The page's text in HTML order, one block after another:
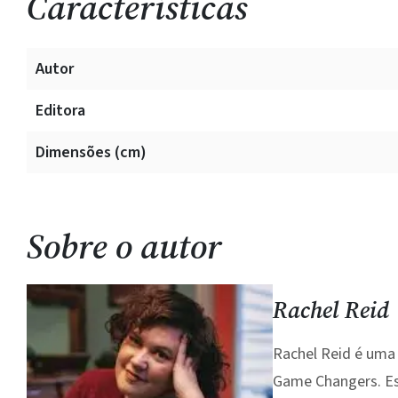
Autor
Editora
Dimensões (cm)
Sobre o autor
Rachel Reid
Rachel Reid é
Game Changers.